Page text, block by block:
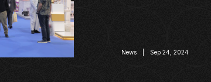
News | Sep 24, 2024